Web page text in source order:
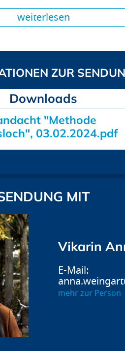
weiterlesen
Downloads
"Methode
03.02.2024.pdf
MIT
Vikarin
mehr zur Person